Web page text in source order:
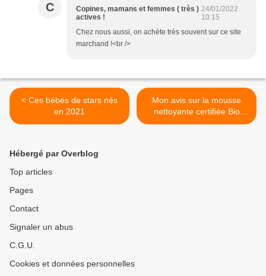
C
Copines, mamans et femmes ( très )
actives !
24/01/2022
10:15
Chez nous aussi, on achète très souvent sur ce site
marchand !<br />
< Ces bébés de stars nés
en 2021
Mon avis sur la mousse
nettoyante certifiée Bio
N.A.E >
Hébergé par Overblog
Top articles
Pages
Contact
Signaler un abus
C.G.U.
Cookies et données personnelles